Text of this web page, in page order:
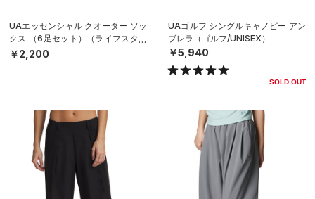
UAエッセンシャル クオーター ソッ
クス （6足セット）（ライフスタイ
ル/KIDS）
￥2,200
UAゴルフ シングルキャノピー アン
ブレラ（ゴルフ/UNISEX）
￥5,940
SOLD OUT